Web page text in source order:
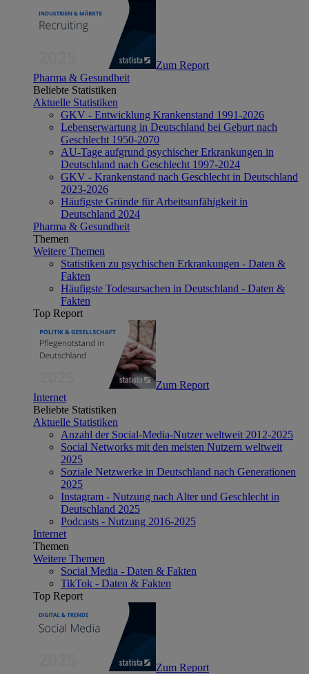
Zum Report
Pharma & Gesundheit
Beliebte Statistiken
Aktuelle Statistiken
GKV - Entwicklung Krankenstand 1991-2026
Lebenserwartung in Deutschland bei Geburt nach
Geschlecht 1950-2070
AU-Tage aufgrund psychischer Erkrankungen in
Deutschland nach Geschlecht 1997-2024
GKV - Krankenstand nach Geschlecht in Deutschland
2023-2026
Häufigste Gründe für Arbeitsunfähigkeit in
Deutschland 2024
Pharma & Gesundheit
Themen
Weitere Themen
Statistiken zu psychischen Erkrankungen - Daten &
Fakten
Häufigste Todesursachen in Deutschland - Daten &
Fakten
Top Report
Zum Report
Internet
Beliebte Statistiken
Aktuelle Statistiken
Anzahl der Social-Media-Nutzer weltweit 2012-2025
Social Networks mit den meisten Nutzern weltweit
2025
Soziale Netzwerke in Deutschland nach Generationen
2025
Instagram - Nutzung nach Alter und Geschlecht in
Deutschland 2025
Podcasts - Nutzung 2016-2025
Internet
Themen
Weitere Themen
Social Media - Daten & Fakten
TikTok - Daten & Fakten
Top Report
Zum Report